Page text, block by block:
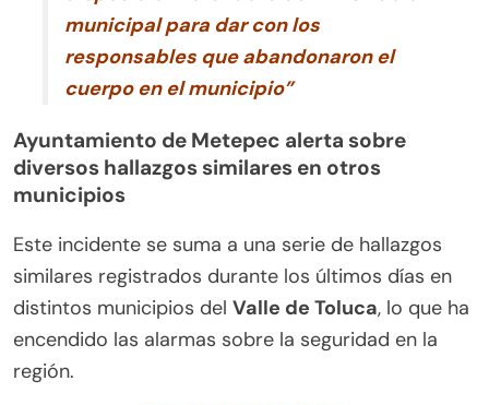
municipal para dar con los
responsables que abandonaron el
cuerpo en el municipio”
Ayuntamiento de Metepec alerta sobre
diversos hallazgos similares en otros
municipios
Este incidente se suma a una serie de hallazgos
similares registrados durante los últimos días en
distintos municipios del Valle de Toluca, lo que ha
encendido las alarmas sobre la seguridad en la
región.